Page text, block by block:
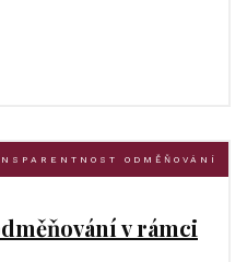
ODMĚŇOVÁNÍ
v rámci